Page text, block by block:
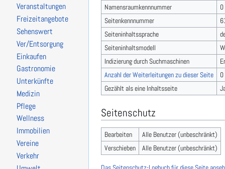
Namensraumkennnummer
0
Seitenkennnummer
Seiteninhaltssprache
Seiteninhaltsmodell
Indizierung durch Suchmaschinen
Anzahl der Weiterleitungen zu dieser Seite
0
Gezählt als eine Inhaltsseite
Seitenschutz
Bearbeiten
Alle Benutzer (unbeschränkt)
Verschieben
Alle Benutzer (unbeschränkt)
Veranstaltungen
Freizeitangebote
Sehenswert
Ver/Entsorgung
Einkaufen
Gastronomie
Unterkünfte
Medizin
Pflege
Wellness
Immobilien
Vereine
Verkehr